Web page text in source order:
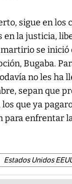
sigue en los
en la justicia,
se inició
Bugaba.
no les ha
sepan que
que ya
para enfrentar
Estados Unidos